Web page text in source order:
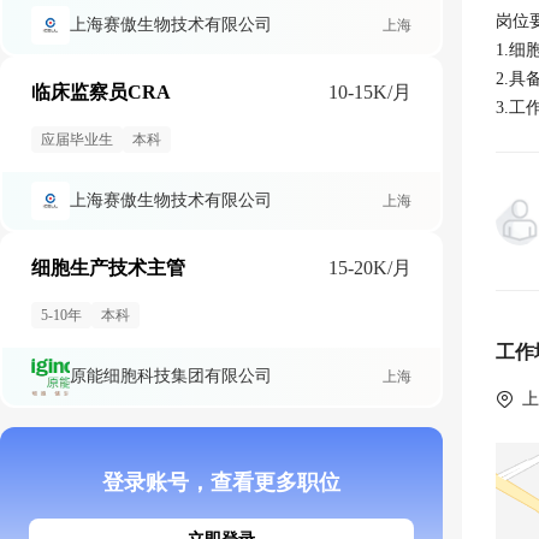
上海赛傲生物技术有限公司 上海
临床监察员CRA 10-15K/月
应届毕业生 本科
上海赛傲生物技术有限公司 上海
细胞生产技术主管 15-20K/月
5-10年 本科
原能细胞科技集团有限公司 上海
登录账号，查看更多职位
岗位
1.细
2.具
3.工
工作